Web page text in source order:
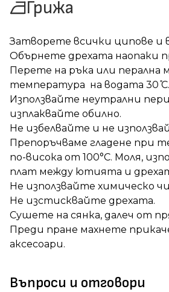
Грижа
Затворете всички ципове и
Обърнете дрехата наопаки
Перете на ръка или перална
температура на водата 30 ̊С.
Използвайте неутрални
изплаквайте обилно.
Не избелвайте и не
Препоръчваме гладене при
по-висока от 100°C. Моля,
плат между ютията и
Не използвайте химическо
Не изстисквайте дрехата.
Сушете на сянка, далеч от
Преди пране махнете
аксесоари.
Въпроси и отговори